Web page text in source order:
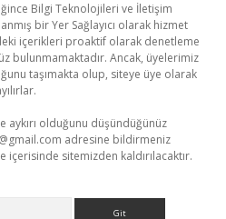
Bilgi Teknolojileri ve İletişim
bir Yer Sağlayıcı olarak hizmet
içerikleri proaktif olarak denetleme
bulunmamaktadır. Ancak, üyelerimiz
taşımakta olup, siteye üye olarak
aykırı olduğunu düşündüğünüz
adresine bildirmeniz
sitemizden kaldırılacaktır.